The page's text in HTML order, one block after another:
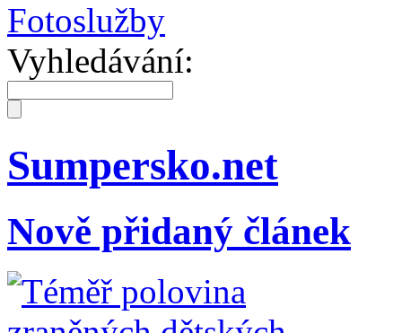
Fotoslužby
Vyhledávání:
Sumpersko.net
Nově přidaný článek